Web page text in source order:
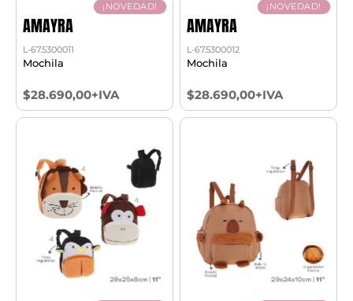
¡NOVEDAD!
AMAYRA
L-67.5300011
Mochila
$28.690,00+IVA
¡NOVEDAD!
AMAYRA
L-67.5300012
Mochila
$28.690,00+IVA